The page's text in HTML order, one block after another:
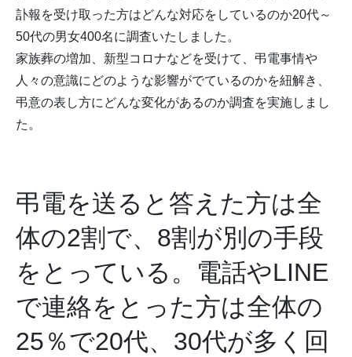
訃報を受け取った方はどんな対応をしているのか20代～
50代の男女400名に調査いたしました。
家族葬の増加、新型コロナなどを受けて、弔電事情や
人々の意識にどのような影響がでているのかを紐解き、
弔意の表し方にどんな変化があるのか調査を実施しまし
た。
弔電を送ると答えた方は全
体の2割で、8割が別の手段
をとっている。電話やLINE
で連絡をとった方は全体の
25％で20代、30代が多く回